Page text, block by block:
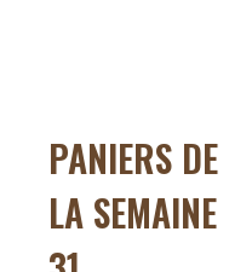
PANIERS DE
LA SEMAINE